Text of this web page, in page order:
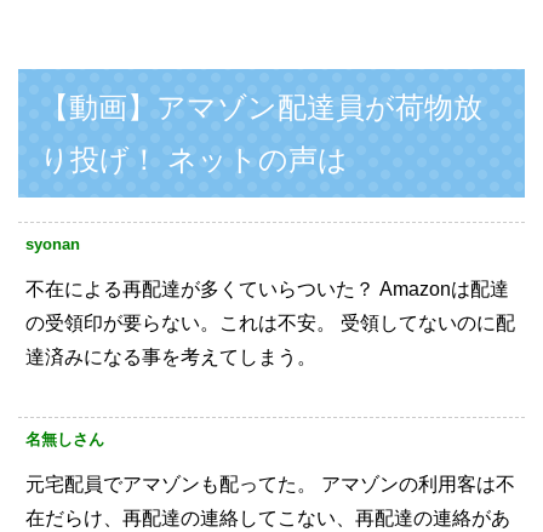
【動画】アマゾン配達員が荷物放
り投げ！ ネットの声は
syonan
不在による再配達が多くていらついた？ Amazonは配達
の受領印が要らない。これは不安。
受領してないのに配
達済みになる事を考えてしまう。
名無しさん
元宅配員でアマゾンも配ってた。
アマゾンの利用客は不
在だらけ、再配達の連絡してこない、再配達の連絡があ